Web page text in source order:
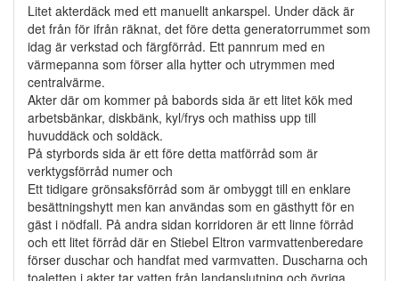
Litet akterdäck med ett manuellt ankarspel. Under däck är
det från för ifrån räknat, det före detta generatorrummet som
idag är verkstad och färgförråd. Ett pannrum med en
värmepanna som förser alla hytter och utrymmen med
centralvärme.
Akter där om kommer på babords sida är ett litet kök med
arbetsbänkar, diskbänk, kyl/frys och mathiss upp till
huvuddäck och soldäck.
På styrbords sida är ett före detta matförråd som är
verktygsförråd numer och
Ett tidigare grönsaksförråd som är ombyggt till en enklare
besättningshytt men kan användas som en gästhytt för en
gäst i nödfall. På andra sidan korridoren är ett linne förråd
och ett litet förråd där en Stiebel Eltron varmvattenberedare
förser duschar och handfat med varmvatten. Duscharna och
toaletten i akter tar vatten från landanslutning och övriga